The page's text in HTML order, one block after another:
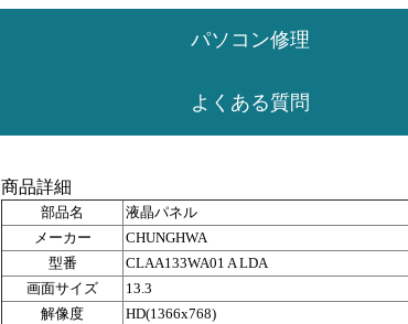
パソコン修理
よくある質問
商品詳細
部品名
液晶パネル
メーカー
CHUNGHWA
型番
CLAA133WA01 A LDA
画面サイズ
13.3
解像度
HD(1366x768)